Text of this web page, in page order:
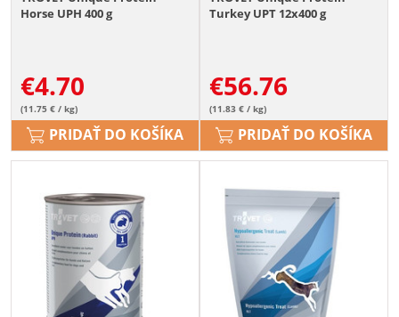
Horse UPH 400 g
€4.70
(11.75 € / kg)
PRIDAŤ DO KOŠÍKA
Turkey UPT 12x400 g
€56.76
(11.83 € / kg)
PRIDAŤ DO KOŠÍKA